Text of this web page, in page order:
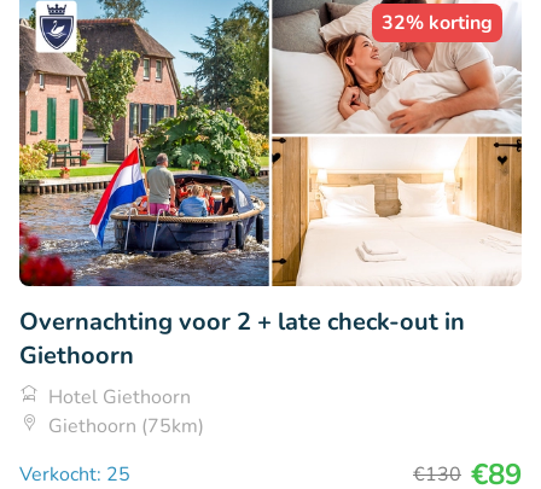
32% korting
Overnachting voor 2 + late check-out in
Giethoorn
Hotel Giethoorn
Giethoorn (75km)
Verkocht: 25
€130 €89